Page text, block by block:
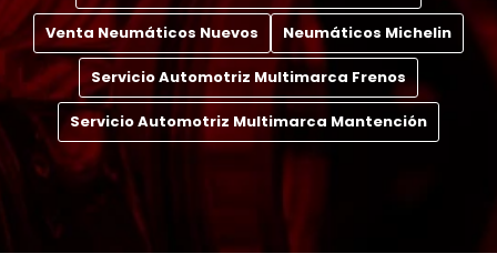
Venta Neumáticos Nuevos Neumáticos Michelin
Servicio Automotriz Multimarca Frenos
Servicio Automotriz Multimarca Mantención